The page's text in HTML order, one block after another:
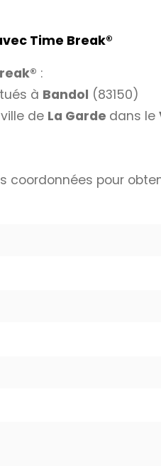
Time Break®
:
à Bandol (83150)
de La Garde dans le
coordonnées pour